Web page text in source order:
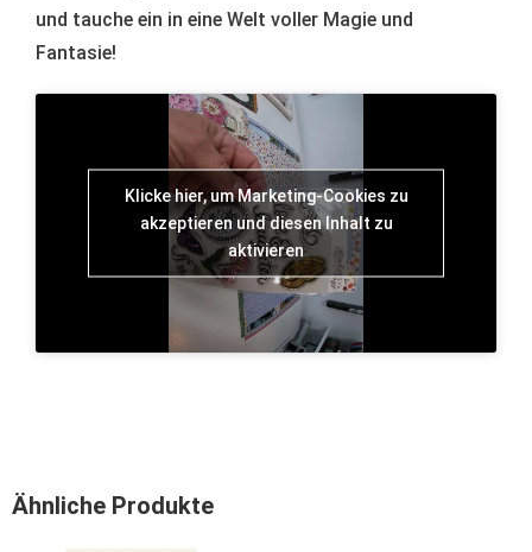
und tauche ein in eine Welt voller Magie und
Fantasie!
Klicke hier, um Marketing-Cookies zu
akzeptieren und diesen Inhalt zu
aktivieren
Ähnliche Produkte